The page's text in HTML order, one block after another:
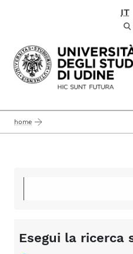
Passa al IT
home
Esegui la ricerca